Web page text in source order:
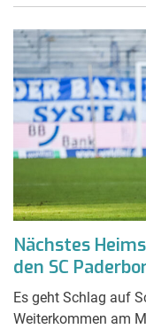
Nächstes
den SC
Es geht Schlag auf
Weiterkommen am